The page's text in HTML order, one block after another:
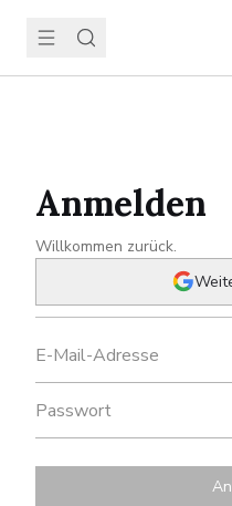
Anmelden
Willkommen zurück.